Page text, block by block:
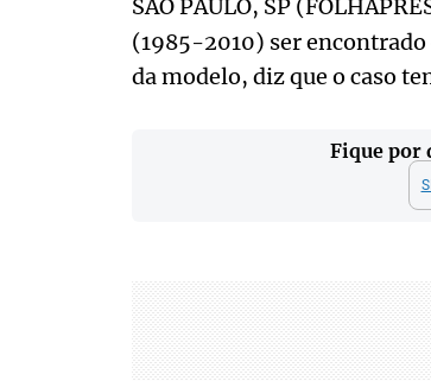
SÃO PAULO, SP
(1985-2010) ser
da modelo, diz que o caso
Fique por